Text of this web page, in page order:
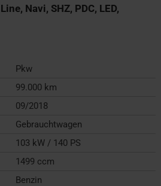
Navi, SHZ, PDC, LED,
Pkw
99.000 km
09/2018
Gebrauchtwagen
103 kW / 140 PS
1499 ccm
Benzin